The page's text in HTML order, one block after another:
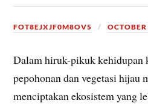
FOT8EJXJF0M8OV5
Dalam hiruk-pikuk kehidupan
pepohonan dan vegetasi hijau
menciptakan ekosistem yang